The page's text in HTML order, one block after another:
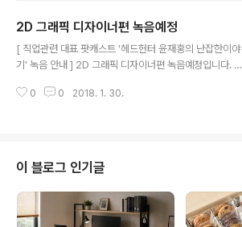
사용할 닉네임과 녹음 가능한 날짜를 공식메일(nanjobst
ory@gmail.com)로 보내주시면 자세히 안내해 드리겠
습니다. 공식 카페(http://cafe.naver.com/nanjobstor
난잡한이야기는 매주 수요일, 토요일에 새로운 에피소드가
2D 그래픽 디자이너편 녹음예정
[ 직업관련 대표 팟캐스트 '헤드헌터 윤재홍의 난잡한이야
기' 녹음 안내 ] 2D 그래픽 디자이너편 녹음예정입니다. 질
면 방송에서 빠짐 없이 질문해 드리겠습니다. 방송에 출연
로 보내주시면 자세히 안내해 드리겠습니다. 공식 카페(htt
p://cafe.naver.com/nanjobstory)도 많은 가입 바랍
니다. 감사합니다. 헤드헌터 윤재홍의 난잡한이야기는 매
주 수요일, 토요일에 새로운 에피소드가 업로드 됩니다. 팟
0 0 2018. 1. 30.
이 블로그 인기글